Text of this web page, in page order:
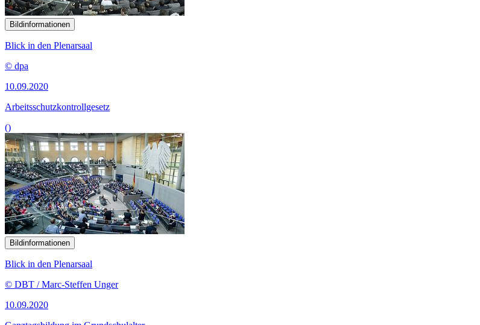
Bildinformationen
Blick in den Plenarsaal
© dpa
10.09.2020
Arbeitsschutzkontrollgesetz
()
Bildinformationen
Blick in den Plenarsaal
© DBT / Marc-Steffen Unger
10.09.2020